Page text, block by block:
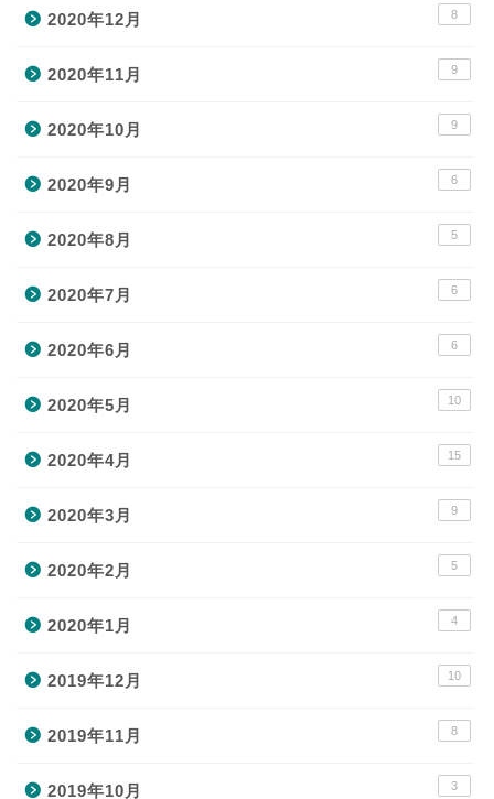
2020年12月 8
2020年11月 9
2020年10月 9
2020年9月 6
2020年8月 5
2020年7月 6
2020年6月 6
2020年5月 10
2020年4月 15
2020年3月 9
2020年2月 5
2020年1月 4
2019年12月 10
2019年11月 8
2019年10月 3